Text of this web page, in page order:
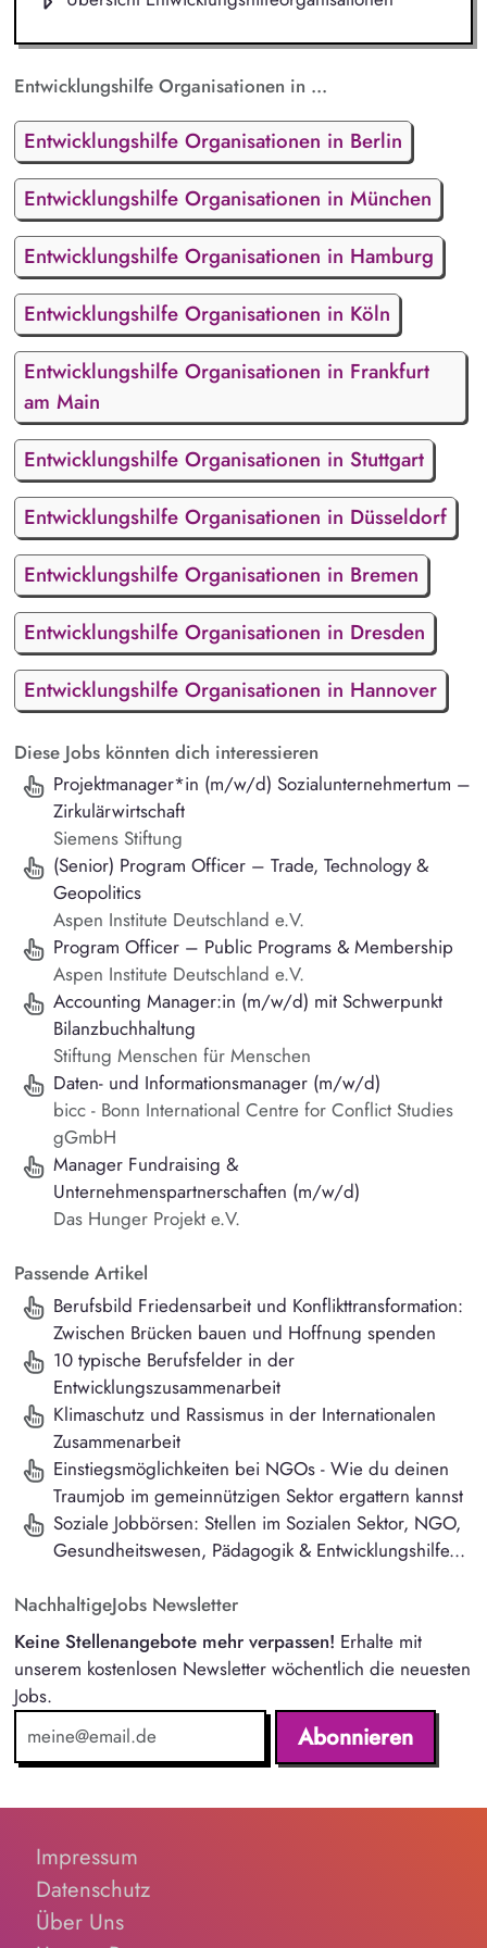
Entwicklungshilfe Organisationen in ...
Entwicklungshilfe Organisationen in Berlin
Entwicklungshilfe Organisationen in München
Entwicklungshilfe Organisationen in Hamburg
Entwicklungshilfe Organisationen in Köln
Entwicklungshilfe Organisationen in Frankfurt
am Main
Entwicklungshilfe Organisationen in Stuttgart
Entwicklungshilfe Organisationen in Düsseldorf
Entwicklungshilfe Organisationen in Bremen
Entwicklungshilfe Organisationen in Dresden
Entwicklungshilfe Organisationen in Hannover
Diese Jobs könnten dich interessieren
Projektmanager*in (m/w/d) Sozialunternehmertum –
Zirkulärwirtschaft
Siemens Stiftung
(Senior) Program Officer – Trade, Technology &
Geopolitics
Aspen Institute Deutschland e.V.
Program Officer – Public Programs & Membership
Aspen Institute Deutschland e.V.
Accounting Manager:in (m/w/d) mit Schwerpunkt
Bilanzbuchhaltung
Stiftung Menschen für Menschen
Daten- und Informationsmanager (m/w/d)
bicc - Bonn International Centre for Conflict Studies
gGmbH
Manager Fundraising &
Unternehmenspartnerschaften (m/w/d)
Das Hunger Projekt e.V.
Passende Artikel
Berufsbild Friedensarbeit und Konflikttransformation:
Zwischen Brücken bauen und Hoffnung spenden
10 typische Berufsfelder in der
Entwicklungszusammenarbeit
Klimaschutz und Rassismus in der Internationalen
Zusammenarbeit
Einstiegsmöglichkeiten bei NGOs - Wie du deinen
Traumjob im gemeinnützigen Sektor ergattern kannst
Soziale Jobbörsen: Stellen im Sozialen Sektor, NGO,
Gesundheitswesen, Pädagogik & Entwicklungshilfe...
NachhaltigeJobs Newsletter
Keine Stellenangebote mehr verpassen! Erhalte mit
unserem kostenlosen Newsletter wöchentlich die neuesten
Jobs.
Abonnieren
Impressum
Datenschutz
Über Uns